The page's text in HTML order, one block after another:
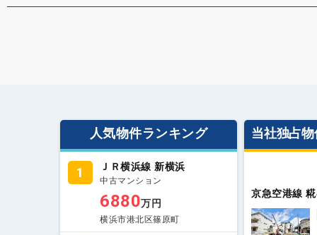
人気物件ランキング
1 ＪＲ横浜線 新横浜
中古マンション
6880万円
横浜市港北区篠原町
当社独占
京急空港線